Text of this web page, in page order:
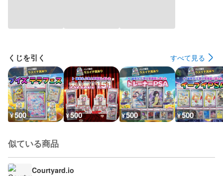
くじを引く すべて見る
¥500 ¥500 ¥500 ¥500
似ている商品
Courtyard.io